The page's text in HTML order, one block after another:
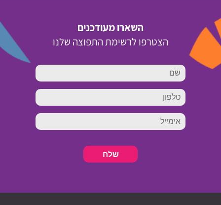
השארו מעודכנים
הצטרפו לרשימת התפוצה שלנו